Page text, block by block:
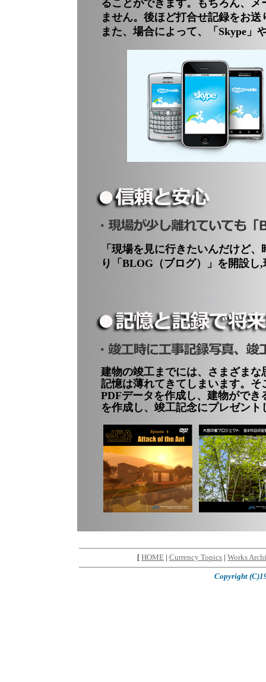
ることができます。もちろん、
ません。後ほど打合せ記録をお送
また、場合によって、「Skype」
「現場を見に行きたいんだけど
り「BLOG（ブログ）」を開設
建物の竣工までには、さまざま
記憶は薄れてきてしまいます。
PDFデータを作成し、建物がで
を作成し、竣工記念にプレゼント
[ HOME | Currency Topics | Works
Copyright